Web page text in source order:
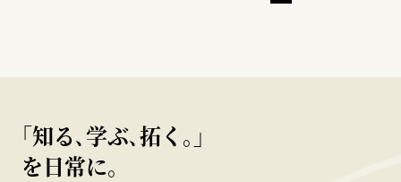
｢知る､学ぶ､拓く｡｣
を日常に。